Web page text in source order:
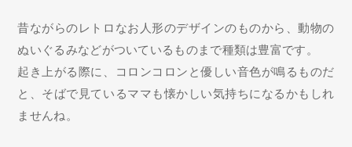
昔ながらのレトロなお人形のデザインのものから、動物の
ぬいぐるみなどがついているものまで種類は豊富です。
起き上がる際に、コロンコロンと優しい音色が鳴るものだ
と、そばで見ているママも懐かしい気持ちになるかもしれ
ませんね。